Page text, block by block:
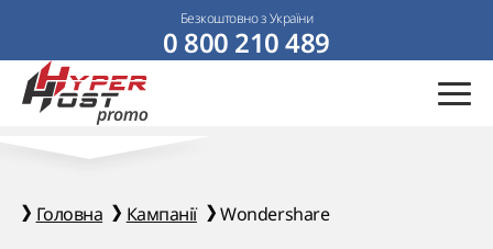
Безкоштовно з України
0 800 210 489
Головна Кампанії Wondershare